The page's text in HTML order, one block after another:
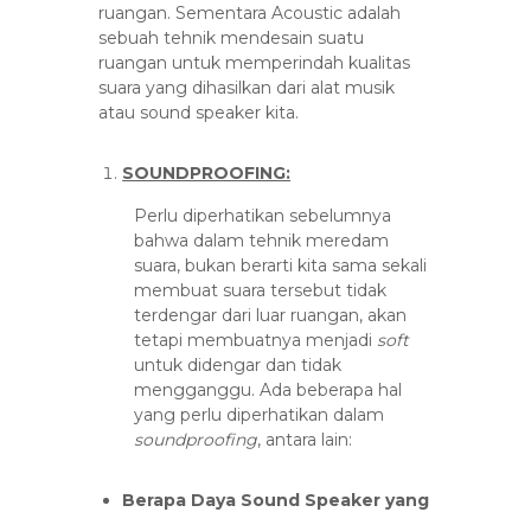
ruangan. Sementara Acoustic adalah
sebuah tehnik mendesain suatu
ruangan untuk memperindah kualitas
suara yang dihasilkan dari alat musik
atau sound speaker kita.
SOUNDPROOFING:
Perlu diperhatikan sebelumnya
bahwa dalam tehnik meredam
suara, bukan berarti kita sama sekali
membuat suara tersebut tidak
terdengar dari luar ruangan, akan
tetapi membuatnya menjadi soft
untuk didengar dan tidak
mengganggu. Ada beberapa hal
yang perlu diperhatikan dalam
soundproofing, antara lain:
Berapa Daya Sound Speaker yang